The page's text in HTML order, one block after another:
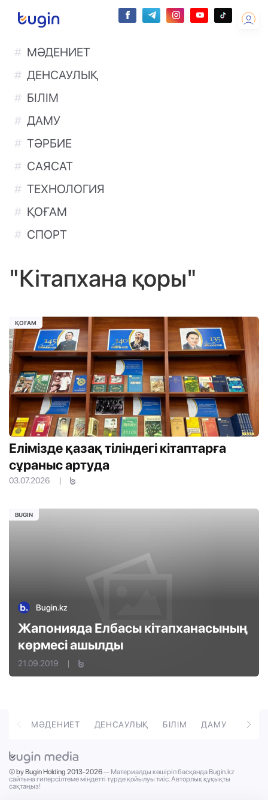
МӘДЕНИЕТ
ДЕНСАУЛЫҚ
БІЛІМ
ДАМУ
ТӘРБИЕ
САЯСАТ
ТЕХНОЛОГИЯ
ҚОҒАМ
СПОРТ
"Кітапхана қоры"
Елімізде қазақ тіліндегі кітаптарға
сұраныс артуда
03.07.2026 |
ҚОҒАМ
Bugin.kz
Жапонияда Елбасы кітапханасының
көрмесі ашылды
21.09.2019 |
BUGIN
МӘДЕНИЕТ ДЕНСАУЛЫҚ БІЛІМ ДАМУ
© by Bugin Holding 2013-2026— Материалды көшіріп басқанда Bugin.kz
сайтына гиперсілтеме міндетті түрде қойылуы тиіс. Авторлық құқықты
сақтаңыз!